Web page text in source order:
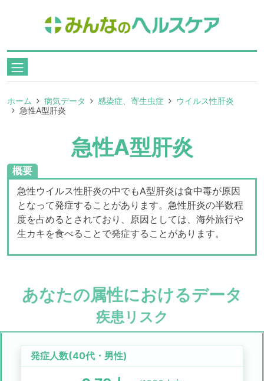
ホーム 病気データ 感染症、寄生虫症
ウイルス性肝炎
急性A型肝炎
急性A型肝炎
概要
急性ウイルス性肝炎の中でもA型肝炎は食中毒が原因
となって発症することがあります。急性肝炎の半数程
度を占めるとされており、原因としては、海外旅行や
生カキを食べることで発症することがあります。
あなたの属性におけるデータ
疾患リスク
発症人数(40代 ・ 男性)